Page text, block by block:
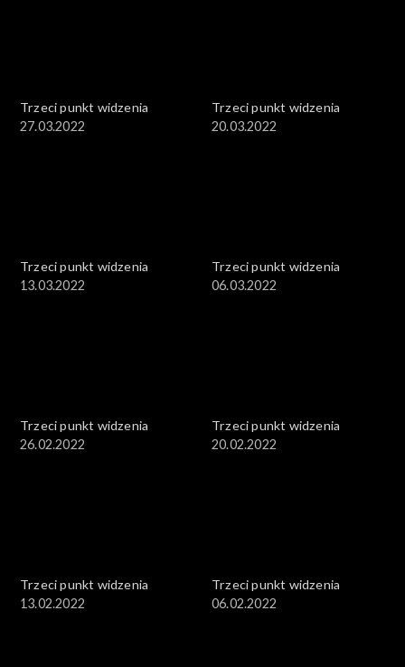
Trzeci punkt widzenia
27.03.2022
Trzeci punkt widzenia
20.03.2022
Trzeci punkt widzenia
13.03.2022
Trzeci punkt widzenia
06.03.2022
Trzeci punkt widzenia
26.02.2022
Trzeci punkt widzenia
20.02.2022
Trzeci punkt widzenia
13.02.2022
Trzeci punkt widzenia
06.02.2022